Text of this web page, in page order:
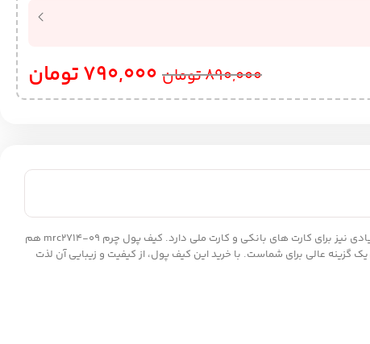
890,000تومان 790,000تومان
کیف پول چرم دست دوز زنانه mrc2714-09 تهیه شده از چرم طبیعی گاوی است و در رنگ بنفش موجود می باشد. این کیف پول علاوه بر اسکناس محفظه های زیادی نیز برای کارت های بانکی و کارت ملی دارد. کیف پول چرم mrc2714-09 هم
یک گزینه عالی برای شماست. با خرید این کیف پول، از کیفیت و زیبایی آن لذت